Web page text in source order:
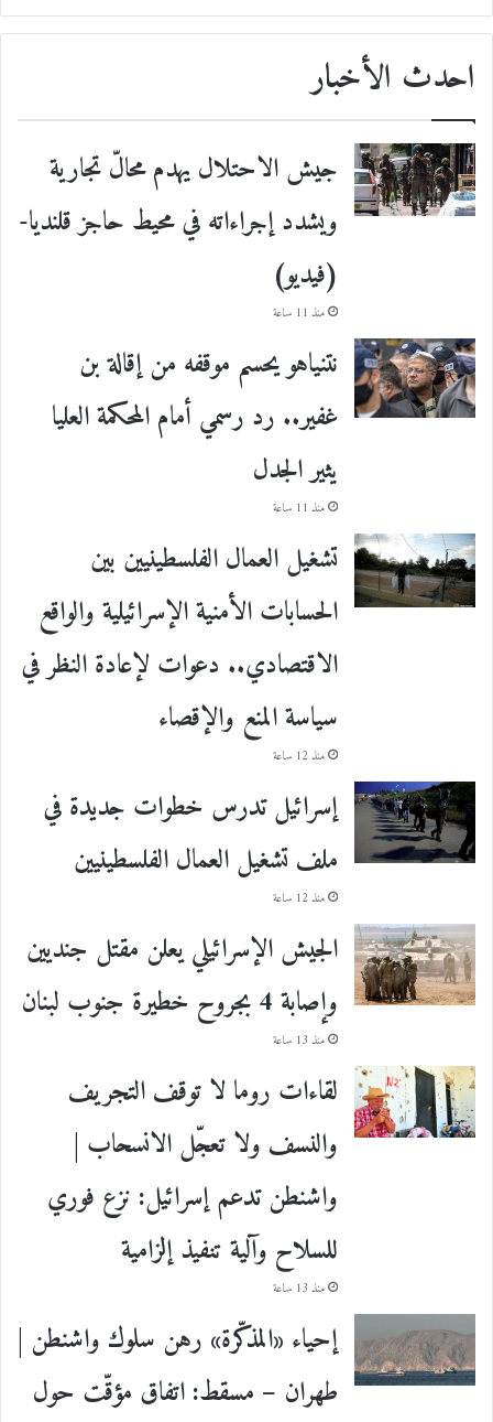
احدث الأخبار
جيش الاحتلال يهدم محالّ تجارية
ويشدد إجراءاته في محيط حاجز قلنديا-
(فيديو)
منذ 11 ساعة
نتنياهو يحسم موقفه من إقالة بن
غفير.. رد رسمي أمام المحكمة العليا
يثير الجدل
منذ 11 ساعة
تشغيل العمال الفلسطينيين بين
الحسابات الأمنية الإسرائيلية والواقع
الاقتصادي.. دعوات لإعادة النظر في
سياسة المنع والإقصاء
منذ 12 ساعة
إسرائيل تدرس خطوات جديدة في
ملف تشغيل العمال الفلسطينيين
منذ 12 ساعة
الجيش الإسرائيلي يعلن مقتل جنديين
وإصابة 4 بجروح خطيرة جنوب لبنان
منذ 13 ساعة
لقاءات روما لا توقف التجريف
والنسف ولا تعجّل الانسحاب |
واشنطن تدعم إسرائيل: نزع فوري
للسلاح وآلية تنفيذ إلزامية
منذ 13 ساعة
إحياء «المذكّرة» رهن سلوك واشنطن |
طهران – مسقط: اتفاق مؤقّت حول